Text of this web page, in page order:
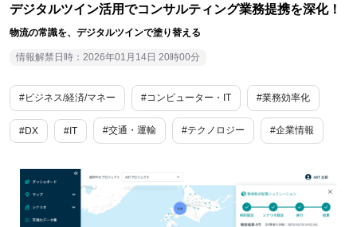
デジタルツイン活用でコンサルティング業務提携を深化！
物流の常識を、デジタルツインで塗り替える
情報解禁日時：2026年01月14日 20時00分
#ビジネス/経済/マネー #コンピューター・IT #業務効率化
#DX #IT #交通・運輸 #テクノロジー #企業情報